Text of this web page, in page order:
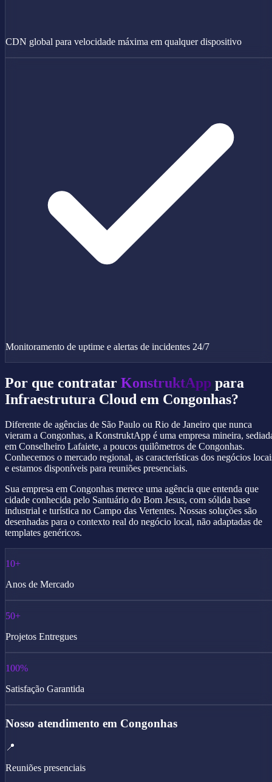
CDN global para velocidade máxima em qualquer dispositivo
Monitoramento de uptime e alertas de incidentes 24/7
Por que contratar KonstruktApp para
Infraestrutura Cloud em Congonhas?
Diferente de agências de São Paulo ou Rio de Janeiro que nunca
vieram a Congonhas, a KonstruktApp é uma empresa mineira,
em Conselheiro Lafaiete, a poucos quilômetros de Congonhas.
Conhecemos o mercado regional, as características dos negócios
e estamos disponíveis para reuniões presenciais.
Sua empresa em Congonhas merece uma agência que entenda que
cidade conhecida pelo Santuário do Bom Jesus, com sólida base
industrial e turística no Campo das Vertentes. Nossas soluções são
desenhadas para o contexto real do negócio local, não adaptadas de
templates genéricos.
10+
Anos de Mercado
50+
Projetos Entregues
100%
Satisfação Garantida
Nosso atendimento em Congonhas
📍
Reuniões presenciais